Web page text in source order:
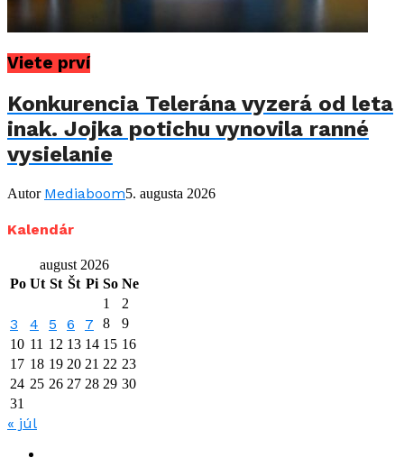
Viete prví
Konkurencia Telerána vyzerá od leta
inak. Jojka potichu vynovila ranné
vysielanie
Autor Mediaboom5. augusta 2026
Kalendár
august 2026
Po Ut St Št Pi So Ne
1
2
3 4 5 6 7 8
9
10 11 12 13 14 15 16
17 18 19 20 21 22 23
24 25 26 27 28 29 30
31
« júl